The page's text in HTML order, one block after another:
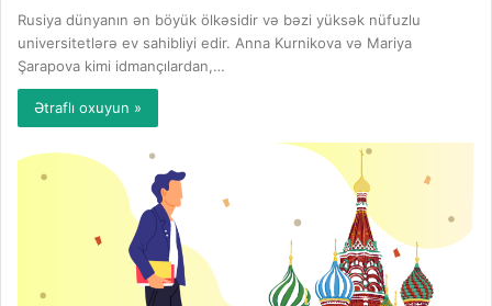
Rusiya dünyanın ən böyük ölkəsidir və bəzi yüksək nüfuzlu
universitetlərə ev sahibliyi edir. Anna Kurnikova və Mariya
Şarapova kimi idmançılardan,…
Ətraflı oxuyun »